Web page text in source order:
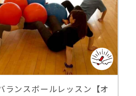
ランスボールレッスン【オ